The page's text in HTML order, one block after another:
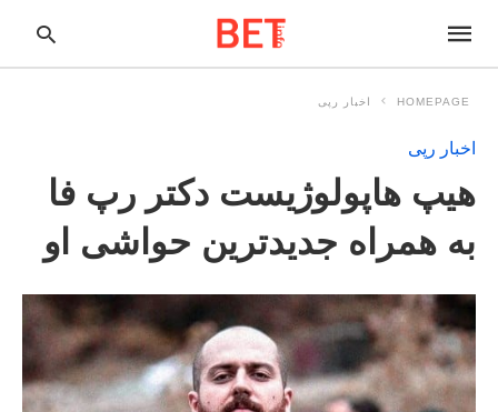
HOMEPAGE اخبار رپی
اخبار رپی
هیپ هاپولوژیست دکتر رپ فا
به همراه جدیدترین حواشی او